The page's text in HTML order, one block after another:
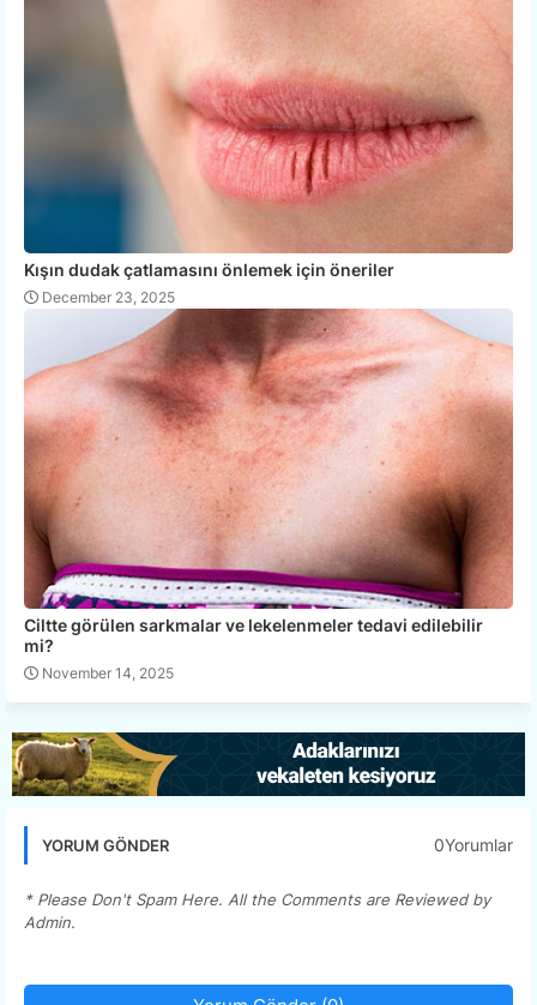
Kışın dudak çatlamasını önlemek için öneriler
December 23, 2025
Ciltte görülen sarkmalar ve lekelenmeler tedavi edilebilir
mi?
November 14, 2025
YORUM GÖNDER 0Yorumlar
* Please Don't Spam Here. All the Comments are Reviewed by
Admin.